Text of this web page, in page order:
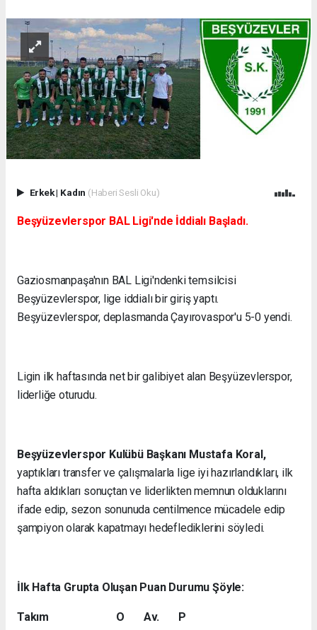
Erkek| Kadın (Haberi Sesli Oku)
Beşyüzevlerspor BAL Ligi'nde İddialı Başladı.
Gaziosmanpaşa'nın BAL Ligi'ndenki temsilcisi
Beşyüzevlerspor, lige iddialı bir giriş yaptı.
Beşyüzevlerspor, deplasmanda Çayırovaspor'u 5-0 yendi.
Ligin ilk haftasında net bir galibiyet alan Beşyüzevlerspor,
liderliğe oturudu.
Beşyüzevlerspor Kulübü Başkanı Mustafa Koral,
yaptıkları transfer ve çalışmalarla lige iyi hazırlandıkları, ilk
hafta aldıkları sonuçtan ve liderlikten memnun olduklarını
ifade edip, sezon sonunuda centilmence mücadele edip
şampiyon olarak kapatmayı hedeflediklerini söyledi.
İlk Hafta Grupta Oluşan Puan Durumu Şöyle:
Takım O Av. P